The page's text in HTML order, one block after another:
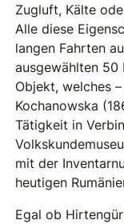
Zugluft, Kälte
Alle diese
langen Fahrten
ausgewählten 50
Objekt, welches
Kochanowska
Tätigkeit in
mit der
heutigen
Egal ob